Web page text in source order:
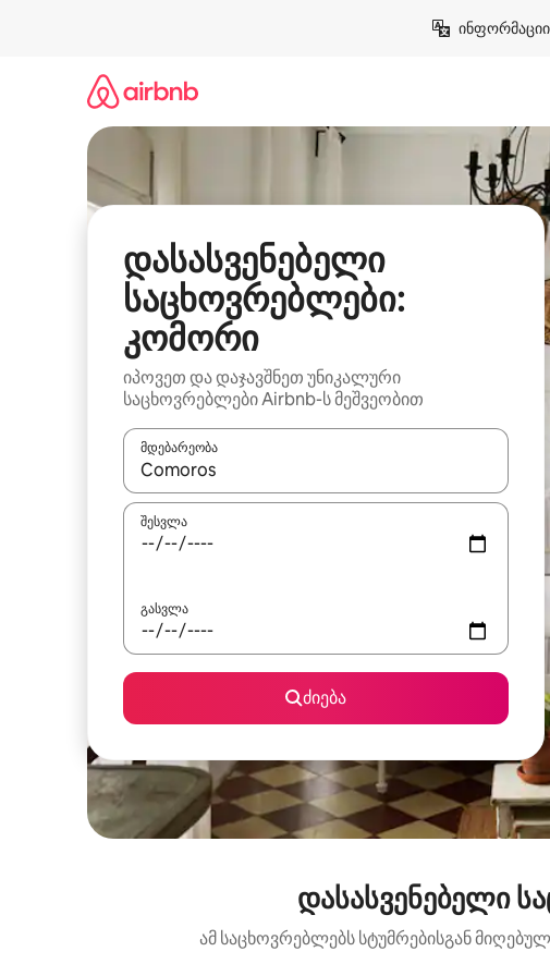
დასასვენებელი
საცხოვრებლები:
კომორი
იპოვეთ და დაჯავშნეთ უნიკალური
საცხოვრებლები Airbnb-ს მეშვეობით
მდებარეობა
როცა შედეგები ხელმისაწვდომი გახდება,
შესვლა
გასვლა
ძიება
დასასვენებელი
ამ საცხოვრებლებს სტუმრებისგან